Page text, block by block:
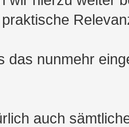
das nunmehr
auch